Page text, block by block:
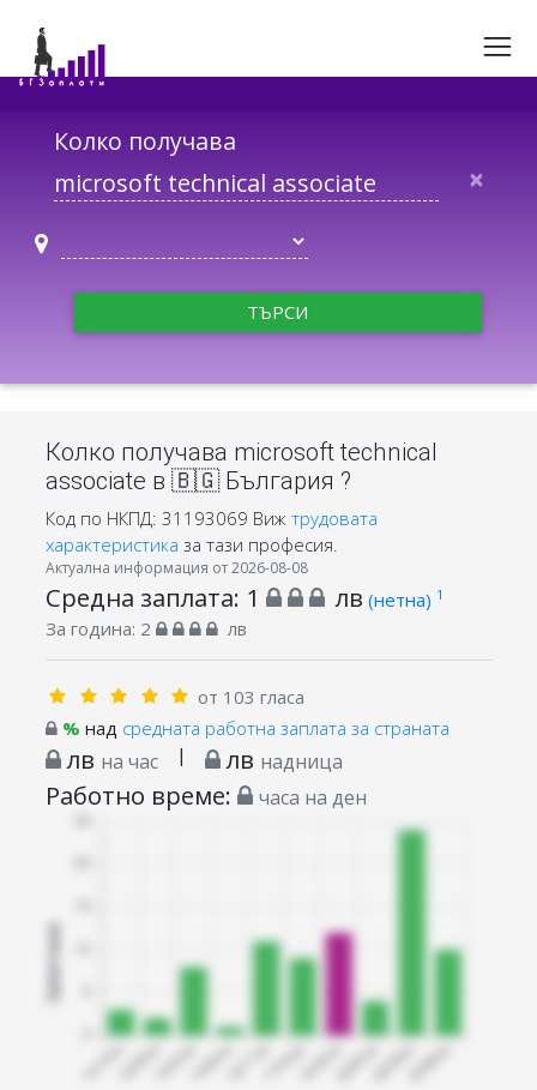
Колко получава
×
ТЪРСИ
Колко получава microsoft technical
associate в 🇧🇬 България ?
Код по НКПД: 31193069 Виж трудовата
характеристика за тази професия.
Актуална информация от 2026-08-08
Средна заплата: 1 лв (нетна) 1
За година: 2 лв
от 103 гласа
% над средната работна заплата за страната
лв на час | лв надница
Работно време: часа на ден